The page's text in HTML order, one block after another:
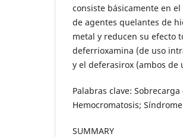
consiste básicamente en el
de agentes quelantes de
metal y reducen su efecto
deferrioxamina (de uso
y el deferasirox (ambos de
Palabras clave:
Hemocromatosis;
SUMMARY